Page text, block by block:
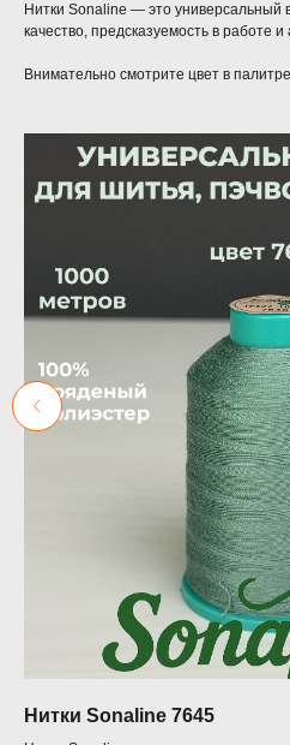
Нитки Sonaline — это универсальный
качество, предсказуемость в работе и
Внимательно смотрите цвет в
Нитки Sonaline 7645